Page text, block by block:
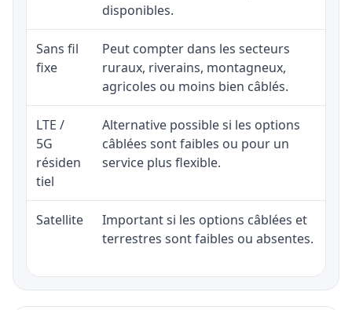
disponibles.
Sans fil
fixe
Peut compter dans les secteurs
ruraux, riverains, montagneux,
agricoles ou moins bien câblés.
LTE /
5G
résiden
tiel
Alternative possible si les options
câblées sont faibles ou pour un
service plus flexible.
Satellite
Important si les options câblées et
terrestres sont faibles ou absentes.